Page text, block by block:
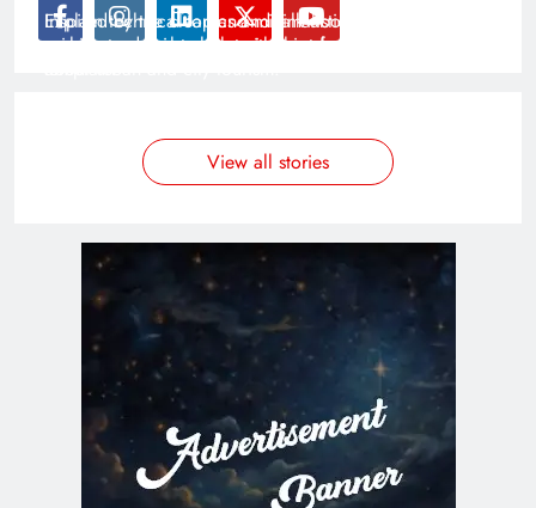
Inspired by the clean and minimalistic look of modern
architecture, this template is great for creating stories
Explain technical topics and talk about the latest in
science and technology with this clean and futuristic
View all stories